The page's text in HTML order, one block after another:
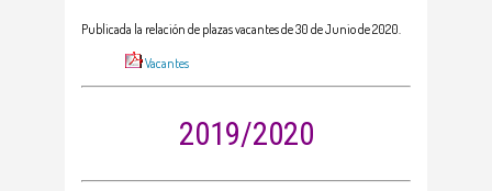
Publicada la relación de plazas vacantes de 30 de Junio de 2020.
Vacantes
2019/2020